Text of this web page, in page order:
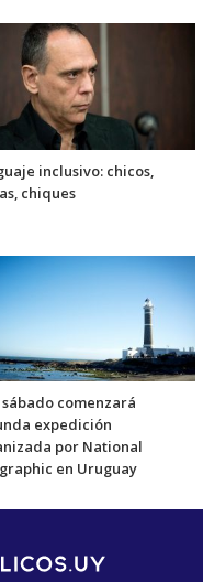
inclusivo: chicos,
chiques
sábado comenzará
expedición
por National
en Uruguay